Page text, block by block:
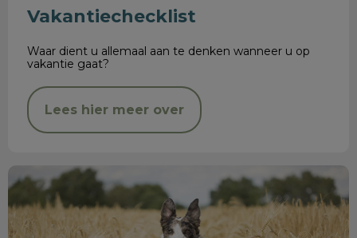
Vakantiechecklist
Waar dient u allemaal aan te denken wanneer u op
vakantie gaat?
Lees hier meer over
Grasaren